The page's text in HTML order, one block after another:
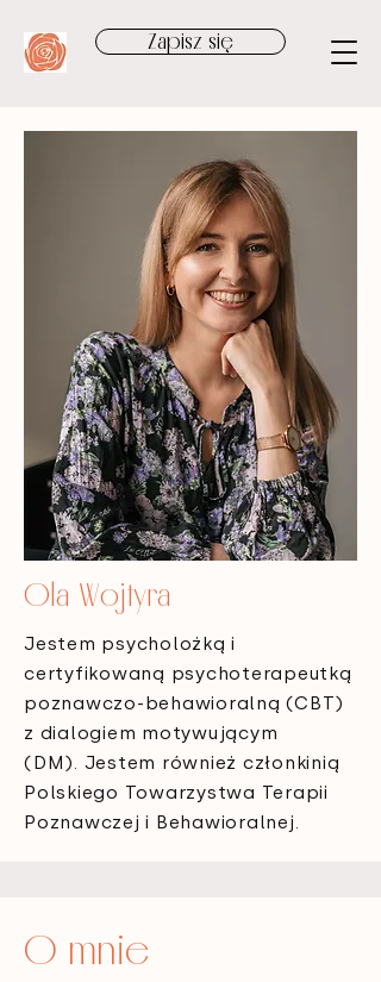
Zapisz się
Ola Wojtyra
Jestem psycholożką i
certyfikowaną psychoterapeutką
poznawczo-behawioralną (CBT)
z dialogiem motywującym
(DM). Jestem również członkinią
Polskiego Towarzystwa Terapii
Poznawczej i Behawioralnej.
O mnie